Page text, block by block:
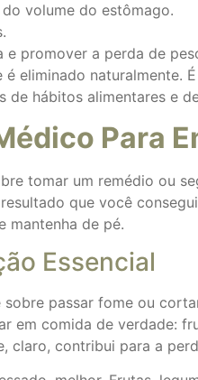
volume do estômago.
promover a perda de
eliminado naturalmente.
de hábitos alimentares e
Para
tomar um remédio ou
que você
mantenha de pé.
Essencial
passar fome ou
comida de verdade:
claro, contribui para a